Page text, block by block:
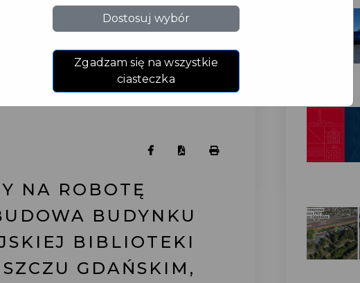
NA ROBOTĘ
BUDYNKU
BIBLIOTEKI
GDAŃSKIM,
Dostosuj wybór
Zgadzam się na wszystkie
ciasteczka